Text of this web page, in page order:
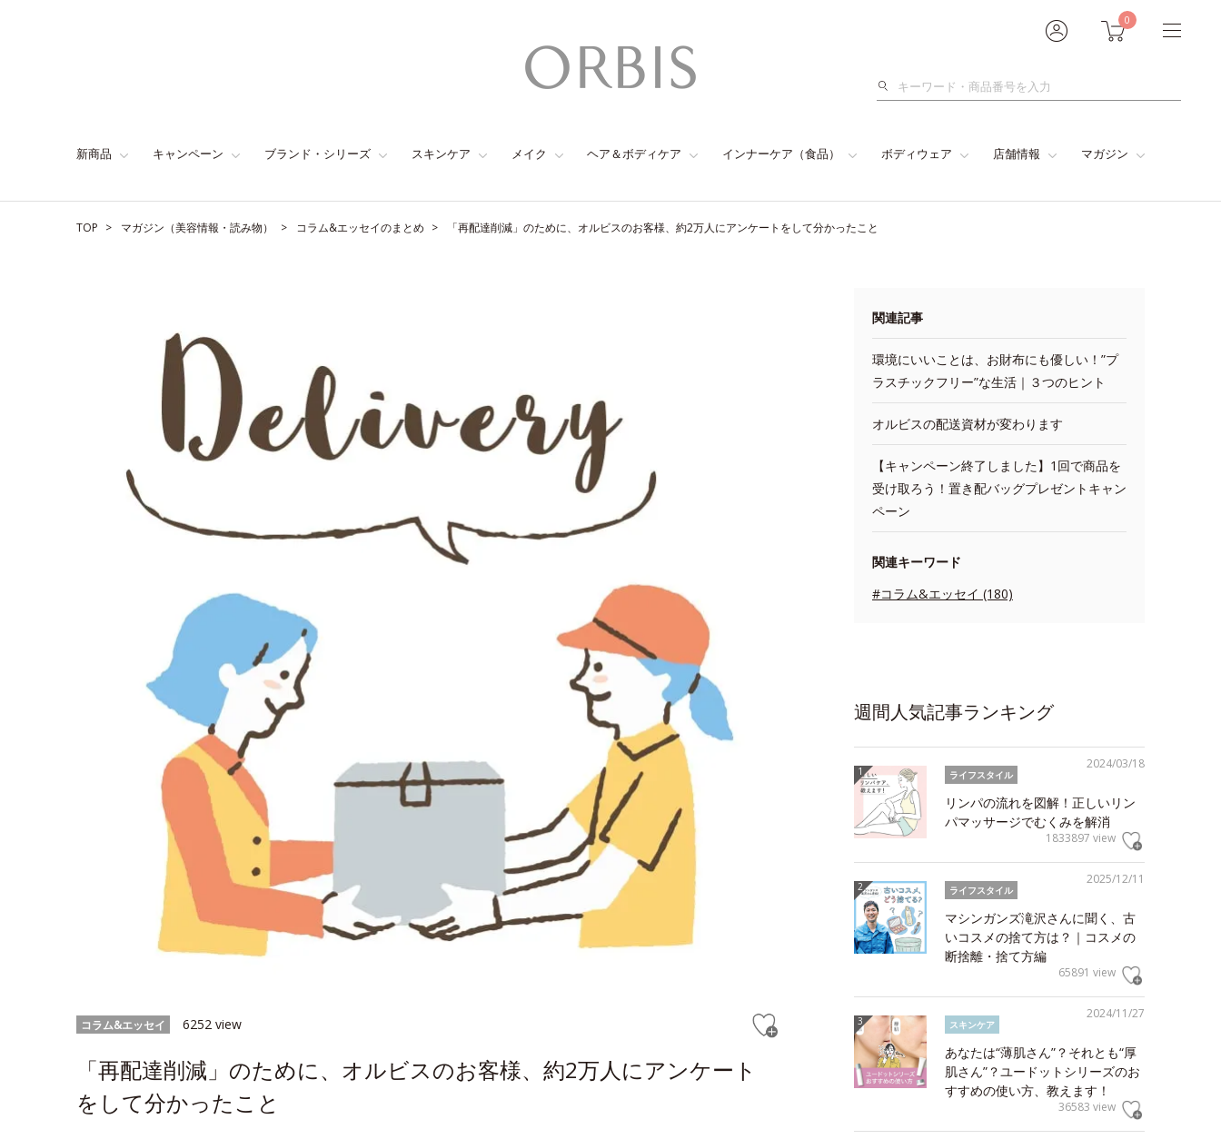
0
検
新商品 キャンペーン ブランド・シリーズ スキンケア メイク ヘア＆ボディケア インナーケア（食品） ボディウェア 店舗情報 マガジン
TOP マガジン（美容情報・読み物） コラム&エッセイのまとめ 「再配達削減」のために、オルビスのお客様、約2万人にアンケートをして分かったこと
コラム&エッセイ 6252 view
「再配達削減」のために、オルビスのお客様、約2万人にアンケート
をして分かったこと
関連記事
環境にいいことは、お財布にも優しい！”プ
ラスチックフリー”な生活｜３つのヒント
オルビスの配送資材が変わります
【キャンペーン終了しました】1回で商品を
受け取ろう！置き配バッグプレゼントキャン
ペーン
関連キーワード
#コラム&エッセイ (180)
週間人気記事ランキング
2024/03/18
ライフスタイル
リンパの流れを図解！正しいリン
パマッサージでむくみを解消
1833897 view
2025/12/11
ライフスタイル
マシンガンズ滝沢さんに聞く、古
いコスメの捨て方は？｜コスメの
断捨離・捨て方編
65891 view
2024/11/27
スキンケア
あなたは“薄肌さん”？それとも“厚
肌さん”？ユードットシリーズのお
すすめの使い方、教えます！
36583 view